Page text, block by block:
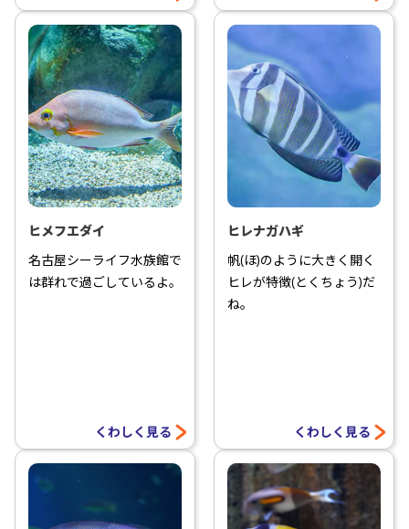
ヒメフエダイ
名古屋シーライフ水族館で
は群れで過ごしているよ。
くわしく見る
ヒレナガハギ
帆(ほ)のように大きく開く
ヒレが特徴(とくちょう)だ
ね。
くわしく見る